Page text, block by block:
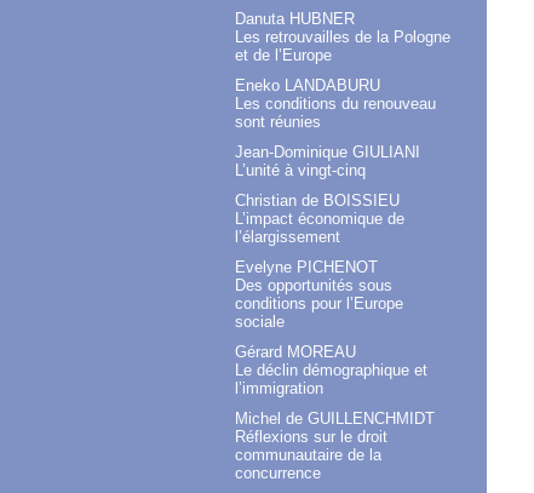
Danuta HUBNER
Les retrouvailles de la Pologne
et de l’Europe
Eneko LANDABURU
Les conditions du renouveau
sont réunies
Jean-Dominique GIULIANI
L’unité à vingt-cinq
Christian de BOISSIEU
L’impact économique de
l’élargissement
Evelyne PICHENOT
Des opportunités sous
conditions pour l’Europe
sociale
Gérard MOREAU
Le déclin démographique et
l’immigration
Michel de GUILLENCHMIDT
Réflexions sur le droit
communautaire de la
concurrence